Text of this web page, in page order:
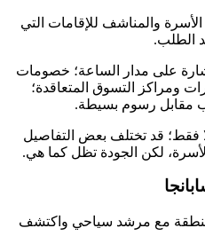
والمناشف للإقامات التي
على مدار الساعة؛ خصومات
ومراكز التسوق المتعاقدة؛
مقابل رسوم بسيطة.
فقط؛ قد تختلف بعض التفاصيل
لكن الجودة تظل كما هي.
مع مرشد سياحي واكتشف